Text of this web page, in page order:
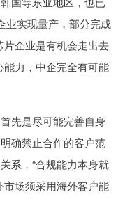
业实现量产，部分完成
片企业是有机会走出去
能力，中企完全有可能
先是尽可能完善自身
确禁止合作的客户范
系，“合规能力本身就
市场须采用海外客户能